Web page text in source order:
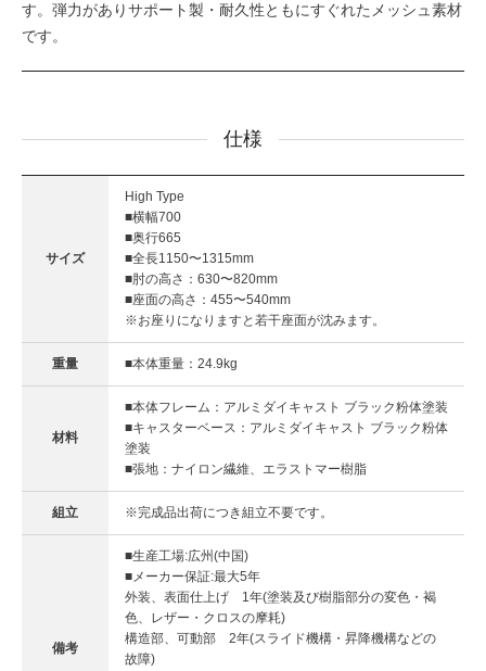
す。弾力がありサポート製・耐久性ともにすぐれたメッシュ素材
です。
仕様
サイズ
High Type
■横幅700
■奥行665
■全長1150〜1315mm
■肘の高さ：630〜820mm
■座面の高さ：455〜540mm
※お座りになりますと若干座面が沈みます。
重量 ■本体重量：24.9kg
材料
■本体フレーム：アルミダイキャスト ブラック粉体塗装
■キャスターベース：アルミダイキャスト ブラック粉体
塗装
■張地：ナイロン繊維、エラストマー樹脂
組立 ※完成品出荷につき組立不要です。
備考
■生産工場:広州(中国)
■メーカー保証:最大5年
外装、表面仕上げ 1年(塗装及び樹脂部分の変色・褐
色、レザー・クロスの摩耗)
構造部、可動部 2年(スライド機構・昇降機構などの
故障)